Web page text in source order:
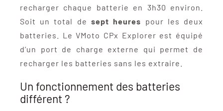
recharger chaque batterie en 3h30 environ.
Soit un total de sept heures pour les deux
batteries. Le VMoto CPx Explorer est équipé
d’un port de charge externe qui permet de
recharger les batteries sans les extraire.
Un fonctionnement des batteries
différent ?